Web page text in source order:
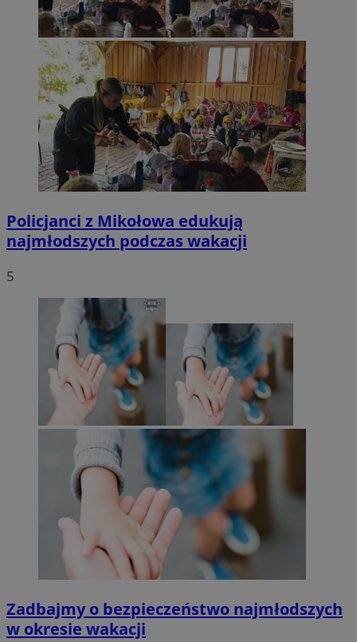
Policjanci z Mikołowa edukują
najmłodszych podczas wakacji
5
Zadbajmy o bezpieczeństwo najmłodszych
w okresie wakacji